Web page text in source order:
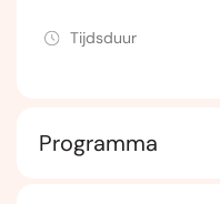
Tijdsduur
Programma